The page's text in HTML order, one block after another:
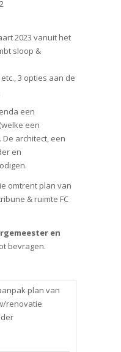
2023 vanuit het
sloop &
3 opties aan de
een
een
architect, een
en
omtrent plan van
& ruimte FC
en
bevragen.
plan van
renovatie